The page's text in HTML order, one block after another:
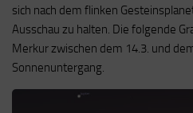
sich nach dem flinken
Ausschau zu halten. Die folgende
Merkur zwischen dem 14.3. und
Sonnenuntergang.